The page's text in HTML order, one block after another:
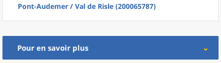
Pont-Audemer / Val de Risle (200065787)
Pour en savoir plus